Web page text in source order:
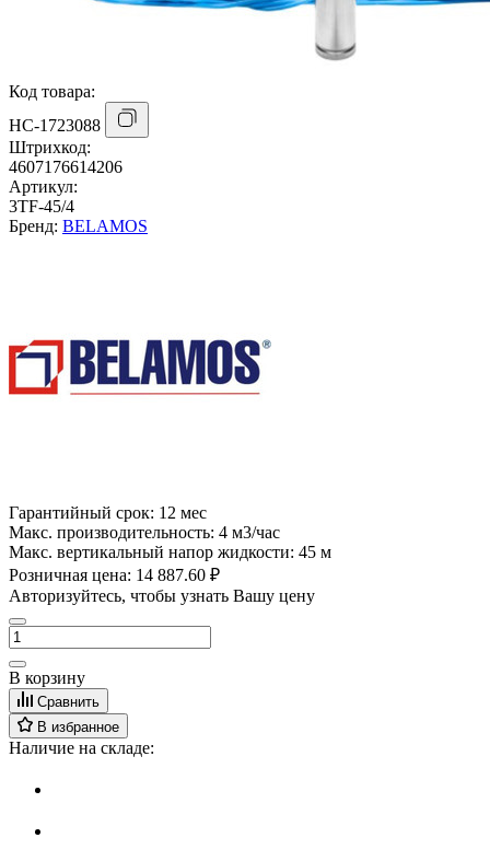
Код товара:
НС-1723088
Штрихкод:
4607176614206
Артикул:
3TF-45/4
Бренд: BELAMOS
Гарантийный срок: 12 мес
Макс. производительность: 4 м3/час
Макс. вертикальный напор жидкости: 45 м
Розничная цена: 14 887.60 ₽
Авторизуйтесь, чтобы узнать Вашу цену
В корзину
Сравнить
В избранное
Наличие на складе: